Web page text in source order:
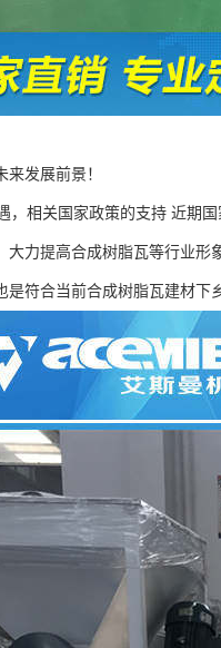
发展前景！
相关国家政策的支持 近期
大力提高合成树脂瓦等行业
是符合当前合成树脂瓦建材下